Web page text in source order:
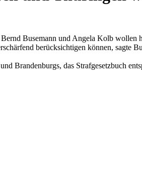
Busemann und Angela Kolb wollen
berücksichtigen können, sagte
Brandenburgs, das Strafgesetzbuch